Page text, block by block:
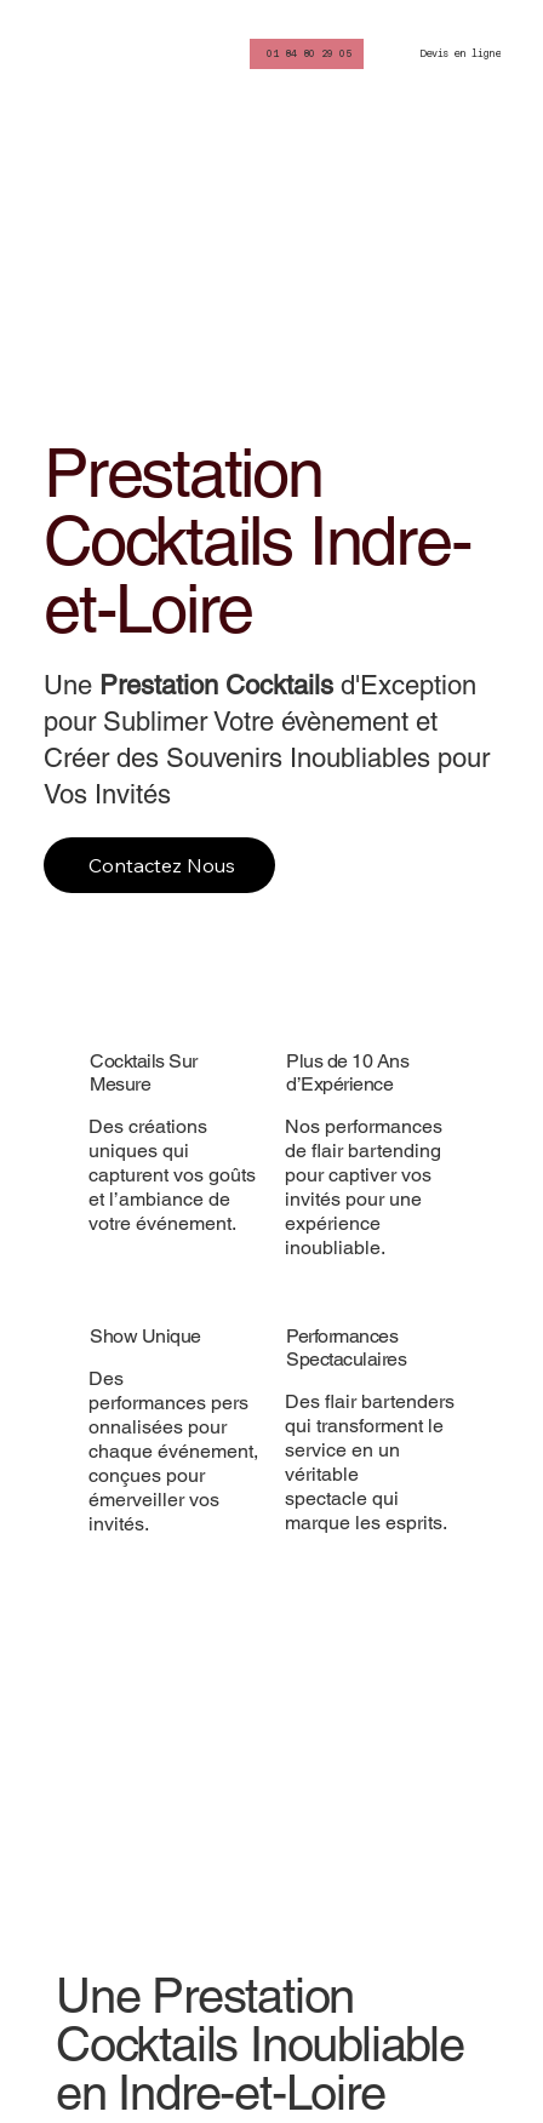
01 84 80 29 05 Devis en ligne
Prestation
Cocktails Indre-
et-Loire
Une Prestation Cocktails d'Exception
pour Sublimer Votre évènement et
Créer des Souvenirs Inoubliables pour
Vos Invités
Contactez Nous
Cocktails Sur
Mesure
Des créations
uniques qui
capturent vos goûts
et l’ambiance de
votre événement.
Plus de 10 Ans
d’Expérience
Nos performances
de flair bartending
pour captiver vos
invités pour une
expérience
inoubliable.
Show Unique
Des
performances pers
onnalisées pour
chaque événement,
conçues pour
émerveiller vos
invités.
Performances
Spectaculaires
Des flair bartenders
qui transforment le
service en un
véritable
spectacle qui
marque les esprits.
Une Prestation
Cocktails Inoubliable
en Indre-et-Loire